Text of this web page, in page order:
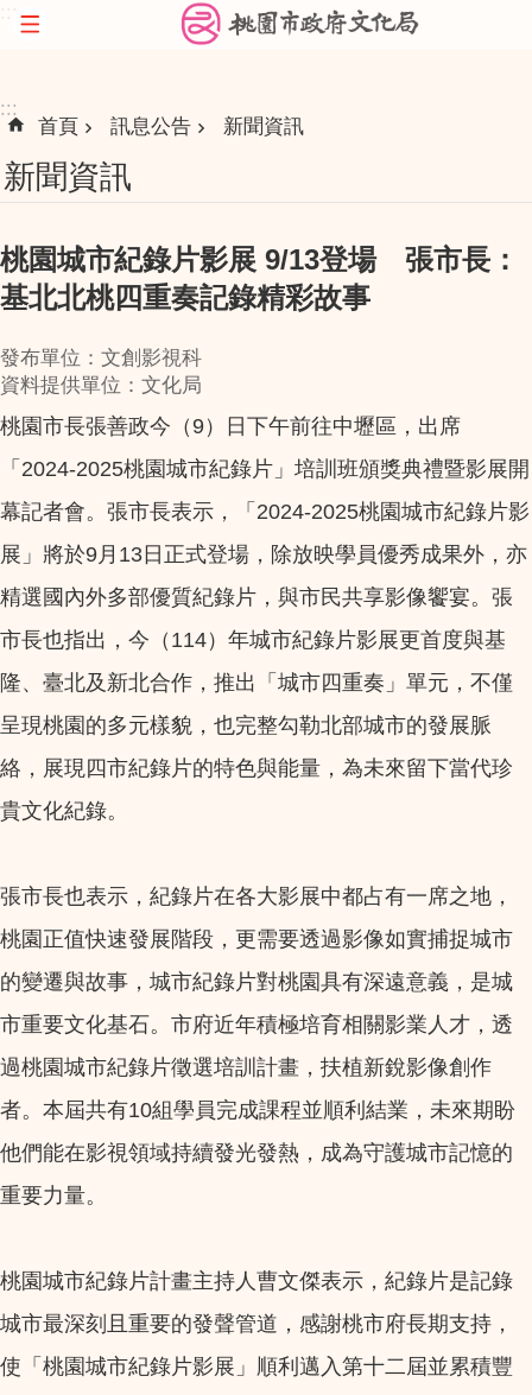
跳到主要內容區塊
:::
首頁 訊息公告 新聞資訊
新聞資訊
桃園城市紀錄片影展 9/13登場 張市長：
基北北桃四重奏記錄精彩故事
發布單位：文創影視科
資料提供單位：文化局
桃園市長張善政今（9）日下午前往中壢區，出席
「2024-2025桃園城市紀錄片」培訓班頒獎典禮暨影展開
幕記者會。張市長表示，「2024-2025桃園城市紀錄片影
展」將於9月13日正式登場，除放映學員優秀成果外，亦
精選國內外多部優質紀錄片，與市民共享影像饗宴。張
市長也指出，今（114）年城市紀錄片影展更首度與基
隆、臺北及新北合作，推出「城市四重奏」單元，不僅
呈現桃園的多元樣貌，也完整勾勒北部城市的發展脈
絡，展現四市紀錄片的特色與能量，為未來留下當代珍
貴文化紀錄。
張市長也表示，紀錄片在各大影展中都占有一席之地，
桃園正值快速發展階段，更需要透過影像如實捕捉城市
的變遷與故事，城市紀錄片對桃園具有深遠意義，是城
市重要文化基石。市府近年積極培育相關影業人才，透
過桃園城市紀錄片徵選培訓計畫，扶植新銳影像創作
者。本屆共有10組學員完成課程並順利結業，未來期盼
他們能在影視領域持續發光發熱，成為守護城市記憶的
重要力量。
桃園城市紀錄片計畫主持人曹文傑表示，紀錄片是記錄
城市最深刻且重要的發聲管道，感謝桃市府長期支持，
使「桃園城市紀錄片影展」順利邁入第十二屆並累積豐